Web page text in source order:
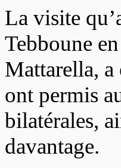
La visite
Tebboune
Mattarella, a
ont permis
bilatérales,
davantage.